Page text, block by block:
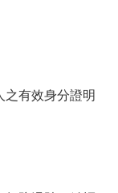
之有效身分證明